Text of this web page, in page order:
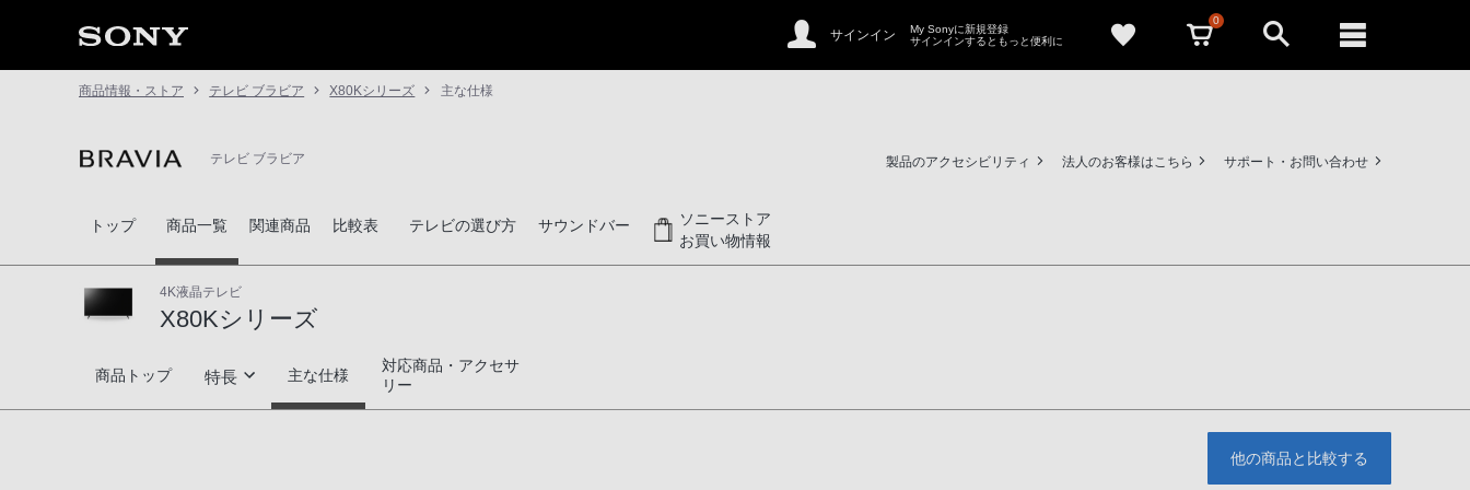
サインイン
My Sonyに新規登録
サインインするともっと便利に
0
商品情報・ストア テレビ ブラビア X80Kシリーズ 主な仕様
テレビ ブラビア 製品のアクセシビリティ 法人のお客様はこちら サポート・お問い合わせ
トップ 商品一覧 関連商品 比較表 テレビの選び方 サウンドバー
ソニーストア
お買い物情報
4K液晶テレビ
X80Kシリーズ
X80Kシリーズ
商品トップ 特長 主な仕様
対応商品・アクセサ
リー
他の商品と比較する